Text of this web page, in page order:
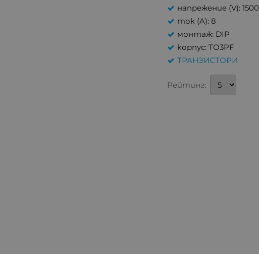
напрежение (V): 1500
ток (A): 8
монтаж: DIP
корпус: TO3PF
ТРАНЗИСТОРИ
Рейтинг: